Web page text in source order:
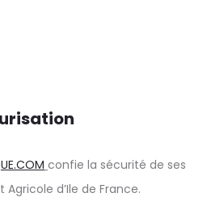
confie la sécurité de ses
d’Ile de France.